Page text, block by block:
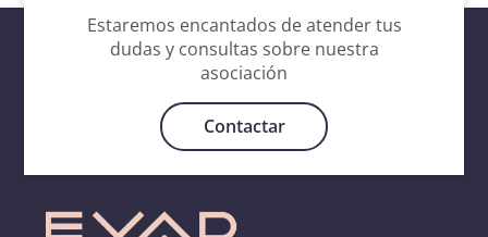
Estaremos encantados de atender tus
dudas y consultas sobre nuestra
asociación
Contactar